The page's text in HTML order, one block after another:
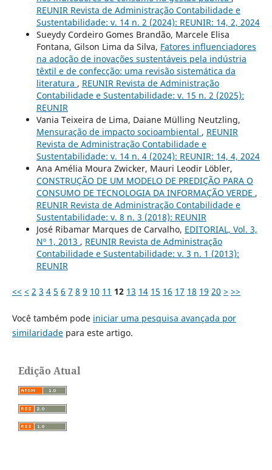
REUNIR Revista de Administração Contabilidade e
Sustentabilidade: v. 14 n. 2 (2024): REUNIR: 14, 2, 2024
Sueydy Cordeiro Gomes Brandão, Marcele Elisa
Fontana, Gilson Lima da Silva, Fatores influenciadores
na adoção de inovações sustentáveis pela indústria
têxtil e de confecção: uma revisão sistemática da
literatura , REUNIR Revista de Administração
Contabilidade e Sustentabilidade: v. 15 n. 2 (2025):
REUNIR
Vania Teixeira de Lima, Daiane Mülling Neutzling,
Mensuração de impacto socioambiental , REUNIR
Revista de Administração Contabilidade e
Sustentabilidade: v. 14 n. 4 (2024): REUNIR: 14, 4, 2024
Ana Amélia Moura Zwicker, Mauri Leodir Löbler,
CONSTRUÇÃO DE UM MODELO DE PREDIÇÃO PARA O
CONSUMO DE TECNOLOGIA DA INFORMAÇÃO VERDE ,
REUNIR Revista de Administração Contabilidade e
Sustentabilidade: v. 8 n. 3 (2018): REUNIR
José Ribamar Marques de Carvalho, EDITORIAL, Vol. 3,
Nº 1, 2013 , REUNIR Revista de Administração
Contabilidade e Sustentabilidade: v. 3 n. 1 (2013):
REUNIR
<< < 2 3 4 5 6 7 8 9 10 11 12 13 14 15 16 17 18 19 20 > >>
Você também pode iniciar uma pesquisa avançada por
similaridadepara este artigo.
Edição Atual